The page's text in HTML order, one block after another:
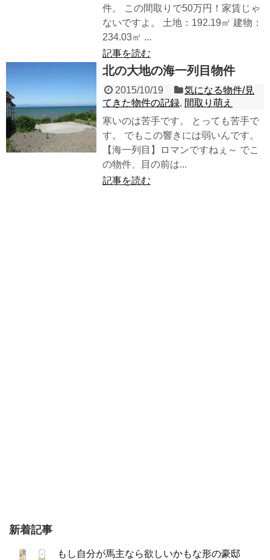
件。 この間取りで50万円！家賃じゃ
ないですよ。 土地：192.19㎡ 建物：
234.03㎡ ...
記事を読む
北の大地の海一列目物件
2015/10/19
気になる物件/見
てきた物件の記録, 間取り萌え
寒いのは苦手です。 とっても苦手で
す。 でもこの響きには弱いんです。
【海一列目】ロマンですねぇ～ でこ
の物件、目の前は...
記事を読む
新着記事
もし自分が馬主なら欲しいかもな形の豪邸